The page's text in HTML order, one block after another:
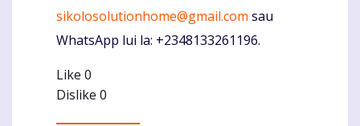
sikolosolutionhome@gmail.com sau
WhatsApp lui la: +2348133261196.
Like 0
Dislike 0